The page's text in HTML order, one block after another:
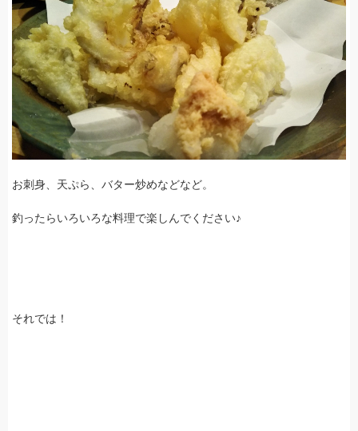
お刺身、天ぷら、バター炒めなどなど。
釣ったらいろいろな料理で楽しんでください♪
それでは！